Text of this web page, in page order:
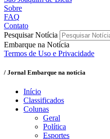
Sobre
FAQ
Contato
Pesquisar Notícia
Embarque na Notícia
Termos de Uso e Privacidade
/ Jornal Embarque na notícia
Início
Classificados
Colunas
Geral
Política
Esportes